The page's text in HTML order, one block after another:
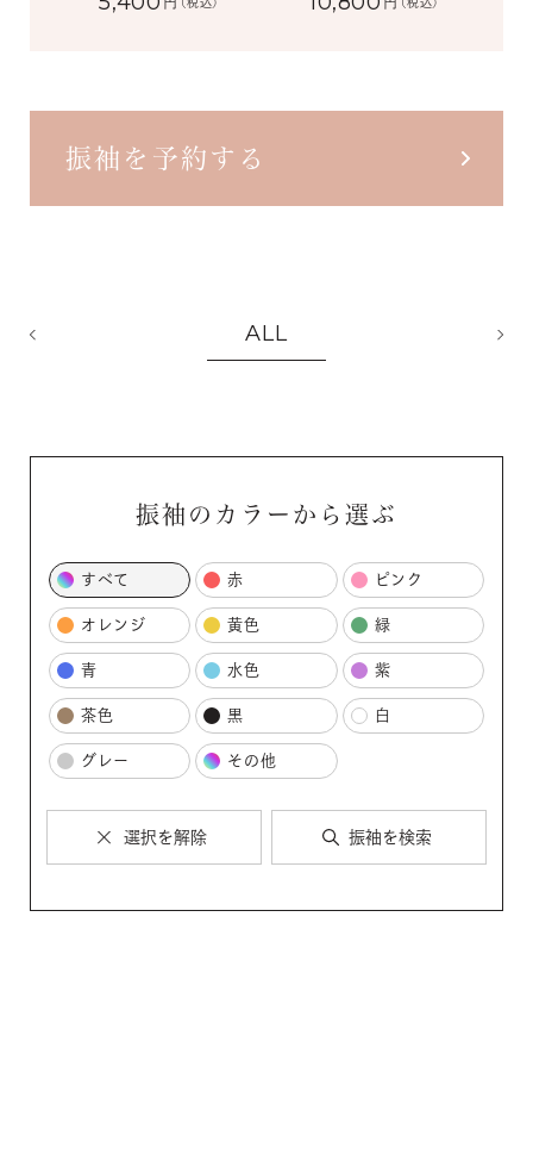
振袖を予約する
ALL
振袖のカラーから選ぶ
すべて 赤 ピンク
オレンジ 黄色 緑
青 水色 紫
茶色 黒 白
グレー その他
選択を解除 振袖を検索